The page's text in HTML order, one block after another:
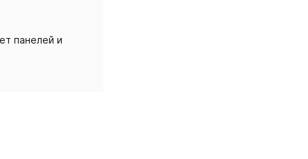
панелей и